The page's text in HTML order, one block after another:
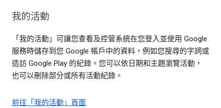
我的活動
「我的活動」可讓您查看及控管系統在您登入並使用 Google
服務時儲存到您 Google 帳戶中的資料，例如您搜尋的字詞或
造訪 Google Play 的紀錄。您可以依日期和主題瀏覽活動，
也可以刪除部分或所有活動紀錄。
前往「我的活動」頁面